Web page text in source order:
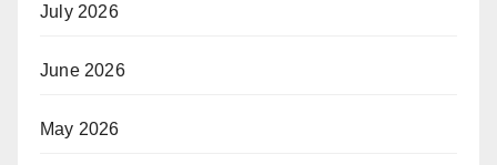
July 2026
June 2026
May 2026